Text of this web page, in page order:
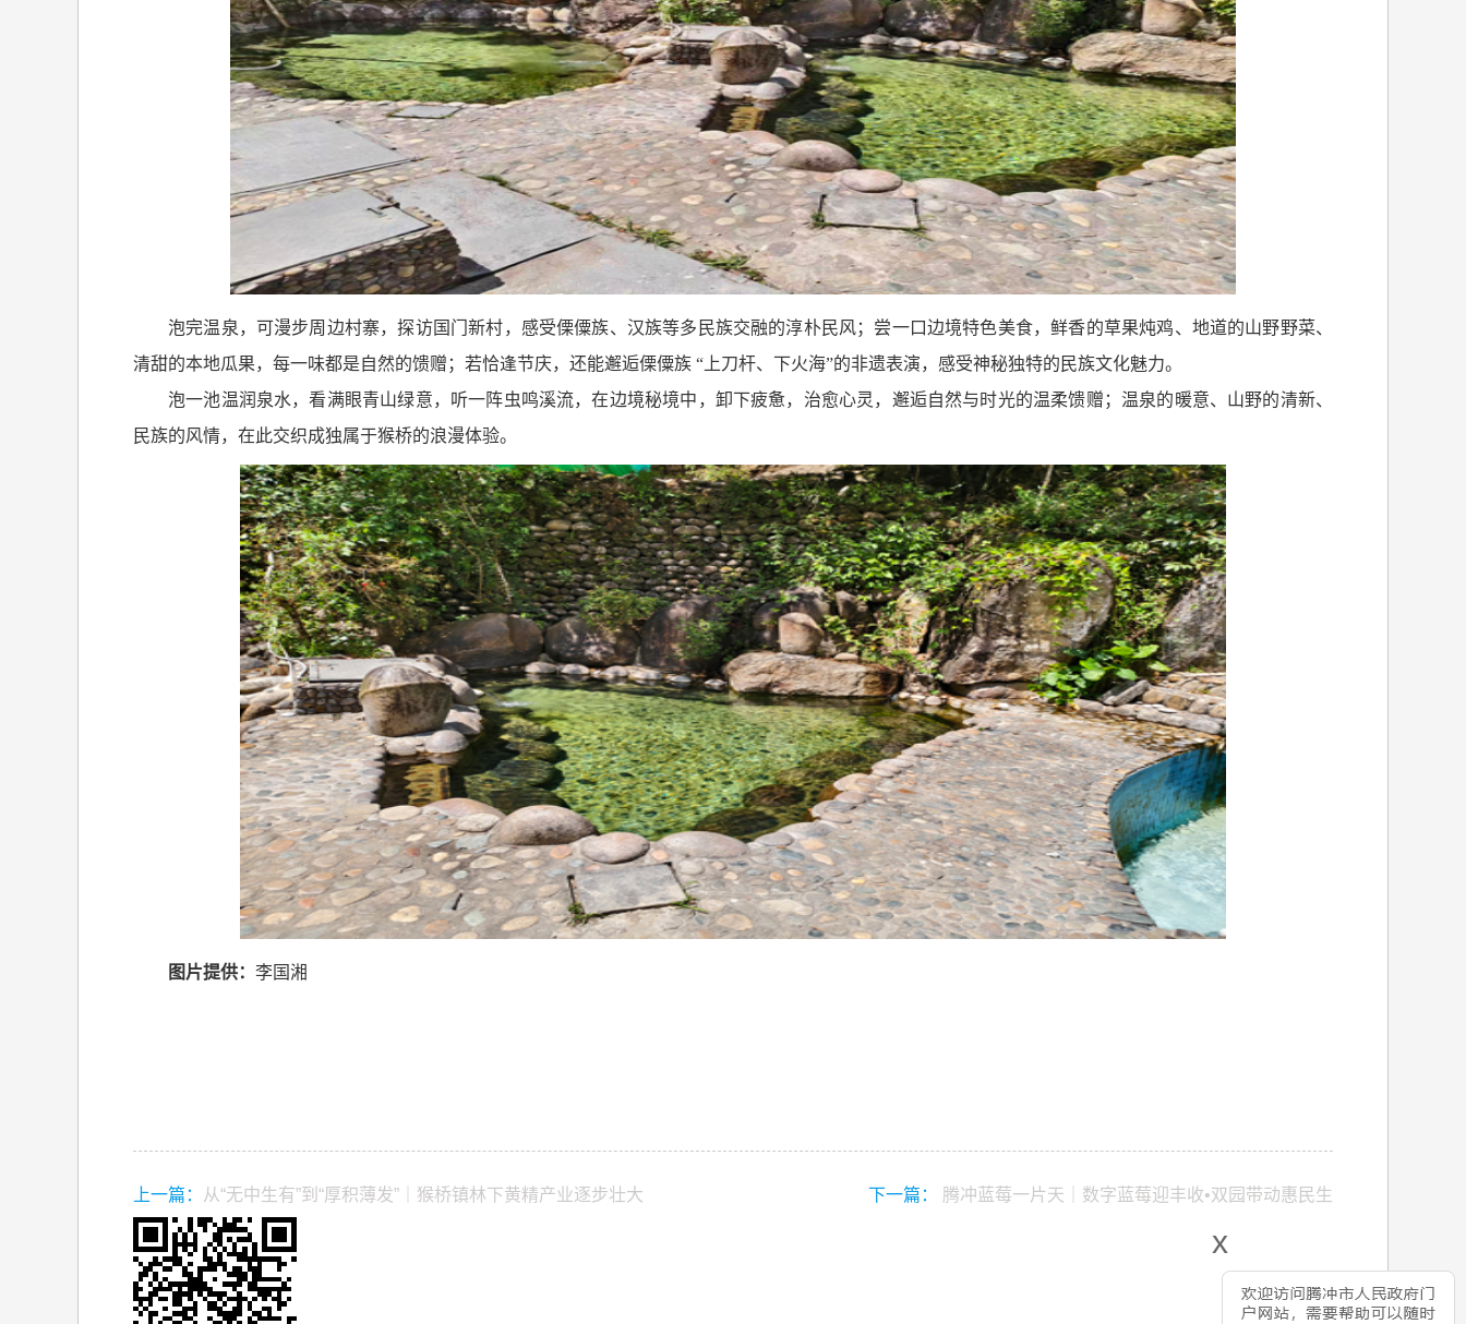
x
泡完温泉，可漫步周边村寨，探访国门新村，感受傈僳族、汉族等多民族交融的淳朴民风；尝一口边境特色美食，鲜香的草果炖鸡、地道的山野野菜、
清甜的本地瓜果，每一味都是自然的馈赠；若恰逢节庆，还能邂逅傈僳族 “ 上刀杆、下火海”的非遗表演，感受神秘独特的民族文化魅力。
泡一池温润泉水，看满眼青山绿意，听一阵虫鸣溪流，在边境秘境中，卸下疲惫，治愈心灵，邂逅自然与时光的温柔馈赠；温泉的暖意、山野的清新、
民族的风情，在此交织成独属于猴桥的浪漫体验。
图片提供： 李国湘
上一篇： 从“无中生有”到“厚积薄发”｜猴桥镇林下黄精产业逐步壮大 下一篇： 腾冲蓝莓一片天｜数字蓝莓迎丰收•双园带动惠民生